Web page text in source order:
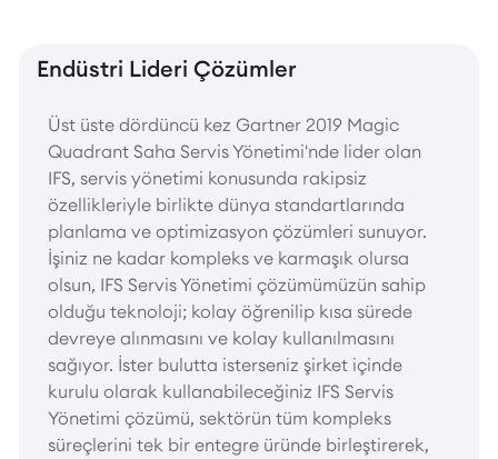
Endüstri Lideri Çözümler
Üst üste dördüncü kez Gartner 2019 Magic
Quadrant Saha Servis Yönetimi'nde lider olan
IFS, servis yönetimi konusunda rakipsiz
özellikleriyle birlikte dünya standartlarında
planlama ve optimizasyon çözümleri sunuyor.
İşiniz ne kadar kompleks ve karmaşık olursa
olsun, IFS Servis Yönetimi çözümümüzün sahip
olduğu teknoloji; kolay öğrenilip kısa sürede
devreye alınmasını ve kolay kullanılmasını
sağıyor. İster bulutta isterseniz şirket içinde
kurulu olarak kullanabileceğiniz IFS Servis
Yönetimi çözümü, sektörün tüm kompleks
süreçlerini tek bir entegre üründe birleştirerek,